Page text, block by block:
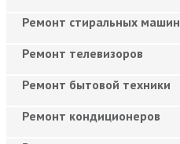
Ремонт стиральных машин
Ремонт телевизоров
Ремонт бытовой техники
Ремонт кондиционеров